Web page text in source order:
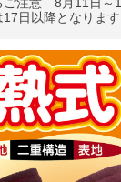
日以降となります